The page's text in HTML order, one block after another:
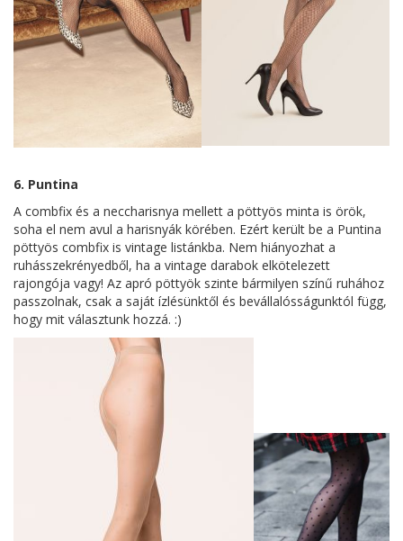
6. Puntina
A combfix és a neccharisnya mellett a pöttyös minta is örök,
soha el nem avul a harisnyák körében. Ezért került be a Puntina
pöttyös combfix is vintage listánkba. Nem hiányozhat a
ruhásszekrényedből, ha a vintage darabok elkötelezett
rajongója vagy! Az apró pöttyök szinte bármilyen színű ruhához
passzolnak, csak a saját ízlésünktől és bevállalósságunktól függ,
hogy mit választunk hozzá. :)